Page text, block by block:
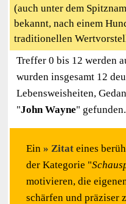
(auch unter dem
bekannt, nach einem
traditionellen
Treffer 0 bis 12 werden
wurden insgesamt 12
Lebensweisheiten,
"John Wayne" gefunden.
Ein Zitat eines
der Kategorie "
motivieren, die
schärfen und präziser